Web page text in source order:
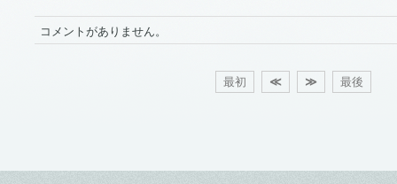
コメントがありません。
最初 ≪ ≫ 最後